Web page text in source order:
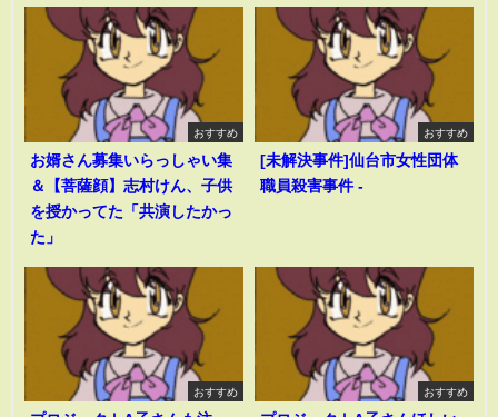
おすすめ
お婿さん募集いらっしゃい集
＆【菩薩顔】志村けん、子供
を授かってた「共演したかっ
た」
おすすめ
[未解決事件]仙台市女性団体
職員殺害事件 -
おすすめ おすすめ